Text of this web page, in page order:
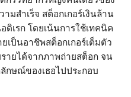
มสำเร็จ สต็อกเกอร์เงินล้าน
ดิเรก โดยเน้นการใช้เทคนิค
เป็นอาชีพสต็อกเกอร์เต็มตัว
ายได้จากภาพถ่ายสต็อก จน
ลักษณ์ของเธอไปประกอบ